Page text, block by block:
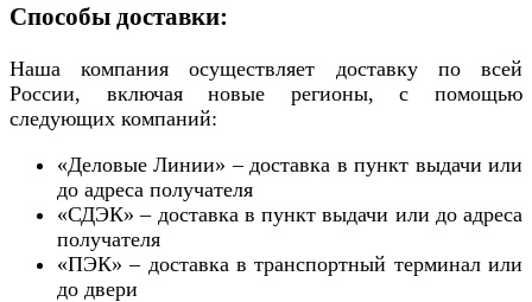
Способы доставки:
Наша компания осуществляет доставку по всей
России, включая новые регионы, с помощью
следующих компаний:
«Деловые Линии» – доставка в пункт выдачи или
до адреса получателя
«СДЭК» – доставка в пункт выдачи или до адреса
получателя
«ПЭК» – доставка в транспортный терминал или
до двери